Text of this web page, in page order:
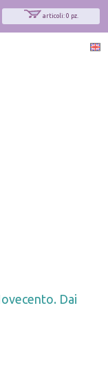
articoli: 0 pz.
Dai